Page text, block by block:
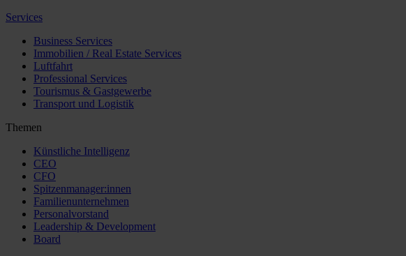
Services
Business Services
Immobilien / Real Estate Services
Luftfahrt
Professional Services
Tourismus & Gastgewerbe
Transport und Logistik
Themen
Künstliche Intelligenz
CEO
CFO
Spitzenmanager:innen
Familienunternehmen
Personalvorstand
Leadership & Development
Board